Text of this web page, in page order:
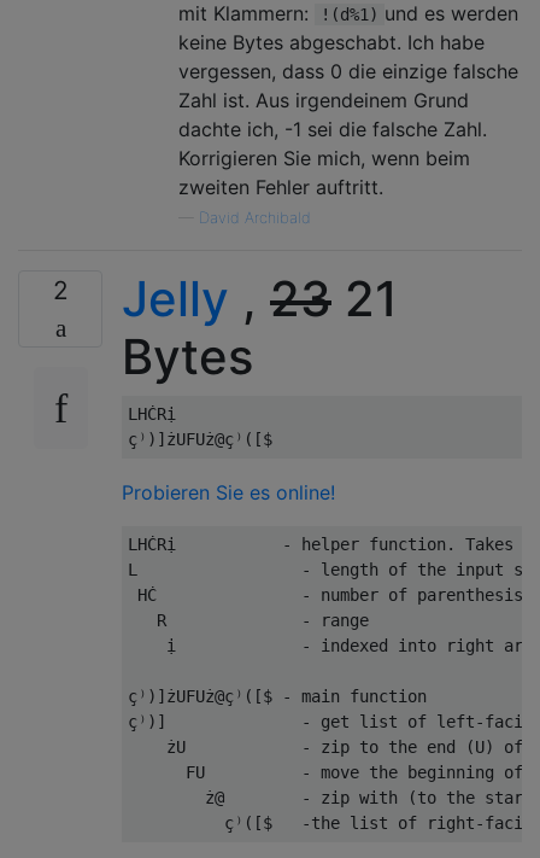
mit Klammern:
!(d%1) und es werden
keine Bytes abgeschabt. Ich habe
vergessen, dass 0 die einzige falsche
Zahl ist. Aus irgendeinem Grund
dachte ich, -1 sei die falsche Zahl.
Korrigieren Sie mich, wenn beim
zweiten Fehler auftritt.
David Archibald
2 Jelly , 23 21
Bytes
LHĊRị
Probieren Sie es online!
LHĊRị           - helper function. Takes
L                 - length of the input
HĊ               - number of parenthesis/
   R              - range
ị             - indexed into right
ç⁾)]żUFUż@ç⁾([$ - main function
ç⁾)]              - get list of left-facing
żU            - zip to the end (U) of
FU          - move the beginning of
ż@        - zip with (to the start